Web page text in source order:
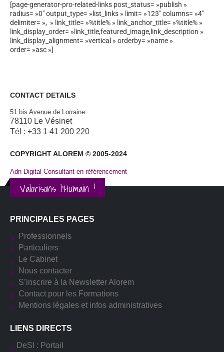
[page-generator-pro-related-links post_status= »publish »
radius= »0″ output_type= »list_links » limit= »123″ columns= »4″
delimiter= », » link_title= »%title% » link_anchor_title= »%title% »
link_display_order= »link_title,featured_image,link_description »
link_display_alignment= »vertical » orderby= »name »
order= »asc »]
CONTACT DETAILS
51 bis Avenue de Lorraine
78110 Le Vésinet
Tél : +33 1 41 200 220
COPYRIGHT ALOREM © 2005-2024
Adn Digital Consultant en référencement
Valorisons l'Humain !
PRINCIPALES PAGES
Professionnels
Particuliers
Le Cabinet
Nous contacter
S’inscrire à la Newsletter Alorem
Contact pour les Formations
Mentions légales et infos administratives
LIENS DIRECTS
DeSI : Portail